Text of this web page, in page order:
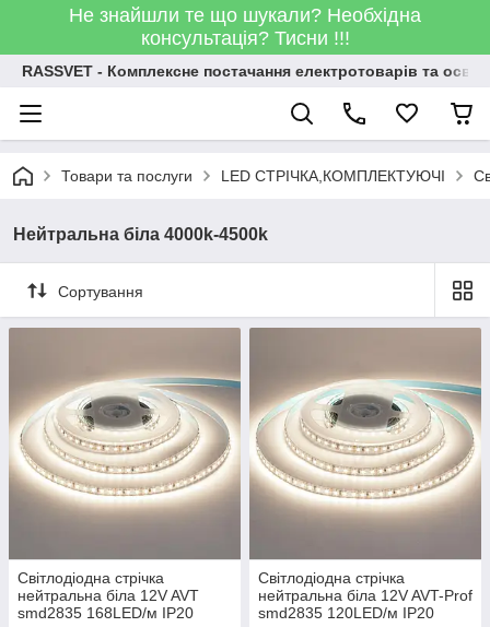
Не знайшли те що шукали? Необхідна
консультація? Тисни !!!
RASSVET - Комплексне постачання електротоварів та
Товари та послуги LED СТРІЧКА,КОМПЛЕКТУЮЧІ
Нейтральна біла 4000k-4500k
Сортування
Світлодіодна стрічка
нейтральна біла 12V AVT
smd2835 168LED/м IP20
Світлодіодна стрічка
нейтральна біла 12V AVT-Prof
smd2835 120LED/м IP20